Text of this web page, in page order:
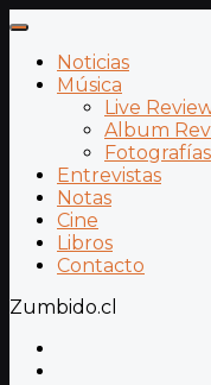
Noticias
Música
Live
Album
Fotografías
Entrevistas
Notas
Cine
Libros
Contacto
Zumbido.cl